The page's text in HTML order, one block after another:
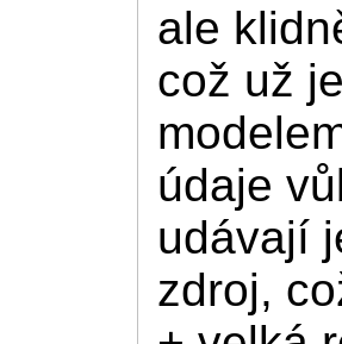
ale
což už
údaje
udávají
zdroj,